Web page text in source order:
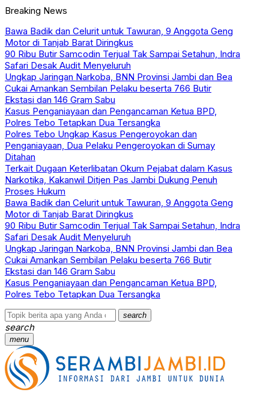
Breaking News
Bawa Badik dan Celurit untuk Tawuran, 9 Anggota Geng
Motor di Tanjab Barat Diringkus
90 Ribu Butir Samcodin Terjual Tak Sampai Setahun, Indra
Safari Desak Audit Menyeluruh
Ungkap Jaringan Narkoba, BNN Provinsi Jambi dan Bea
Cukai Amankan Sembilan Pelaku beserta 766 Butir
Ekstasi dan 146 Gram Sabu
Kasus Penganiayaan dan Pengancaman Ketua BPD,
Polres Tebo Tetapkan Dua Tersangka
Polres Tebo Ungkap Kasus Pengeroyokan dan
Penganiayaan, Dua Pelaku Pengeroyokan di Sumay
Ditahan
Terkait Dugaan Keterlibatan Okum Pejabat dalam Kasus
Narkotika, Kakanwil Ditjen Pas Jambi Dukung Penuh
Proses Hukum
Bawa Badik dan Celurit untuk Tawuran, 9 Anggota Geng
Motor di Tanjab Barat Diringkus
90 Ribu Butir Samcodin Terjual Tak Sampai Setahun, Indra
Safari Desak Audit Menyeluruh
Ungkap Jaringan Narkoba, BNN Provinsi Jambi dan Bea
Cukai Amankan Sembilan Pelaku beserta 766 Butir
Ekstasi dan 146 Gram Sabu
Kasus Penganiayaan dan Pengancaman Ketua BPD,
Polres Tebo Tetapkan Dua Tersangka
search
search
menu